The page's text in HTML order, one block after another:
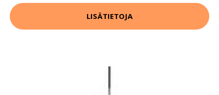
LISÄTIETOJA